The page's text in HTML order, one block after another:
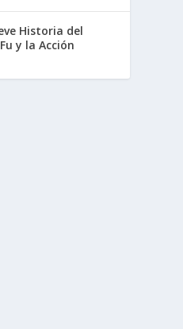
Historia del
y la Acción